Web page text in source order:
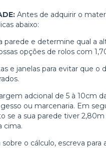
Antes de adquirir o
abaixo:
parede e determine qual a
opções de rolos com
e janelas para evitar que
adcional de 5 à 10cm
ou marcenaria. Em
se a sua parede tiver
cima.
o cálculo, escreva para